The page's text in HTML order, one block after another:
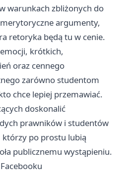
warunkach zbliżonych do
argumenty,
retoryka będą tu w cenie.
krótkich,
oraz cennego
zarówno studentom
chce lepiej przemawiać.
doskonalić
prawników i studentów
którzy po prostu lubią
publicznemu wystąpieniu.